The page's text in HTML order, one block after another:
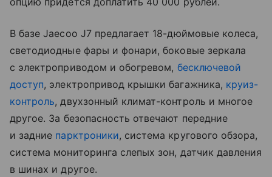
В базе Jaecoo J7 предлагает 18-дюймовые колеса,
светодиодные фары и фонари, боковые зеркала
с электроприводом и обогревом, бесключевой
доступ, электропривод крышки багажника, круиз-
контроль, двухзонный климат-контроль и многое
другое. За безопасность отвечают передние
и задние парктроники, система кругового обзора,
система мониторинга слепых зон, датчик давления
в шинах и другое.